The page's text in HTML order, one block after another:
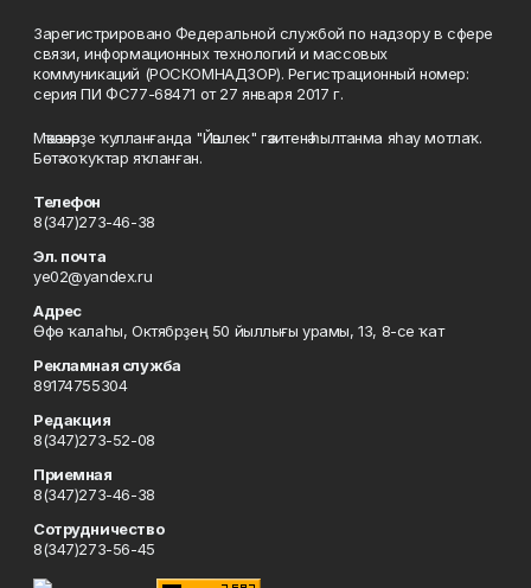
Зарегистрировано Федеральной службой по надзору в сфере
связи, информационных технологий и массовых
коммуникаций (РОСКОМНАДЗОР). Регистрационный номер:
серия ПИ ФС77-68471 от 27 января 2017 г.
Мәҡәләләрҙе ҡулланғанда "Йәшлек" гәзитенә һылтанма яһау мотлаҡ.
Бөтә хоҡуҡтар яҡланған.
Телефон
8(347)273-46-38
Эл. почта
ye02@yandex.ru
Адрес
Өфө ҡалаһы, Октябрҙең 50 йыллығы урамы, 13, 8-се ҡат
Рекламная служба
89174755304
Редакция
8(347)273-52-08
Приемная
8(347)273-46-38
Сотрудничество
8(347)273-56-45